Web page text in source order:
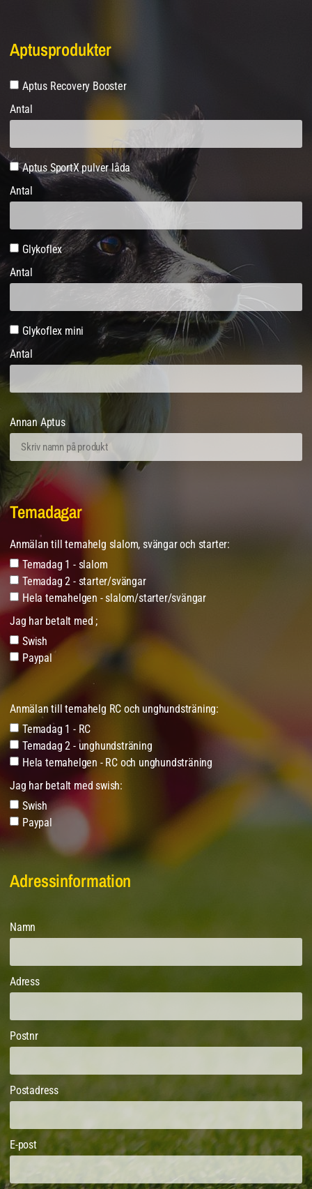
Aptusprodukter
Aptus Recovery Booster
Antal
Aptus SportX pulver låda
Antal
Glykoflex
Antal
Glykoflex mini
Antal
Annan Aptus
Temadagar
Anmälan till temahelg slalom, svängar och starter:
Temadag 1 - slalom
Temadag 2 - starter/svängar
Hela temahelgen - slalom/starter/svängar
Jag har betalt med ;
Swish
Paypal
Anmälan till temahelg RC och unghundsträning:
Temadag 1 - RC
Temadag 2 - unghundsträning
Hela temahelgen - RC och unghundsträning
Jag har betalt med swish:
Swish
Paypal
Adressinformation
Namn
Adress
Postnr
Postadress
E-post